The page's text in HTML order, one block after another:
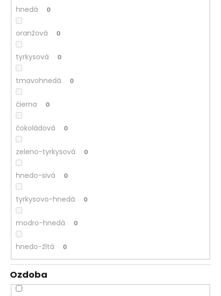
hnedá 0
oranžová 0
tyrkysová 0
tmavohnedá 0
čierna 0
čokoládová 0
zeleno-tyrkysová 0
hnedo-sivá 0
tyrkysovo-hnedá 0
modro-hnedá 0
hnedo-žltá 0
Ozdoba